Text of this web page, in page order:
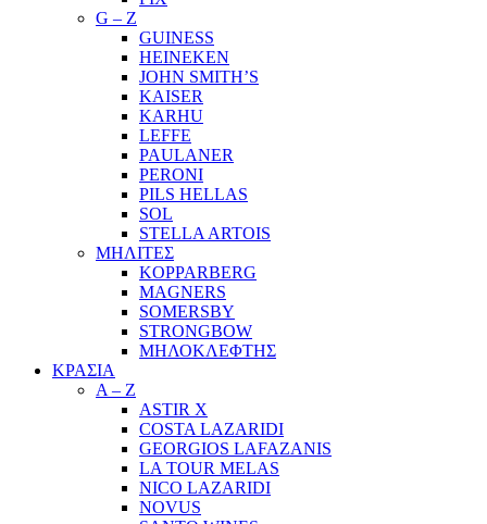
G – Z
GUINESS
HEINEKEN
JOHN SMITH’S
KAISER
KARHU
LEFFE
PAULANER
PERONI
PILS HELLAS
SOL
STELLA ARTOIS
ΜΗΛΙΤΕΣ
KOPPARBERG
MAGNERS
SOMERSBY
STRONGBOW
ΜΗΛΟΚΛΕΦΤΗΣ
ΚΡΑΣΙΑ
A – Z
ASTIR X
COSTA LAZARIDI
GEORGIOS LAFAZANIS
LA TOUR MELAS
NICO LAZARIDI
NOVUS